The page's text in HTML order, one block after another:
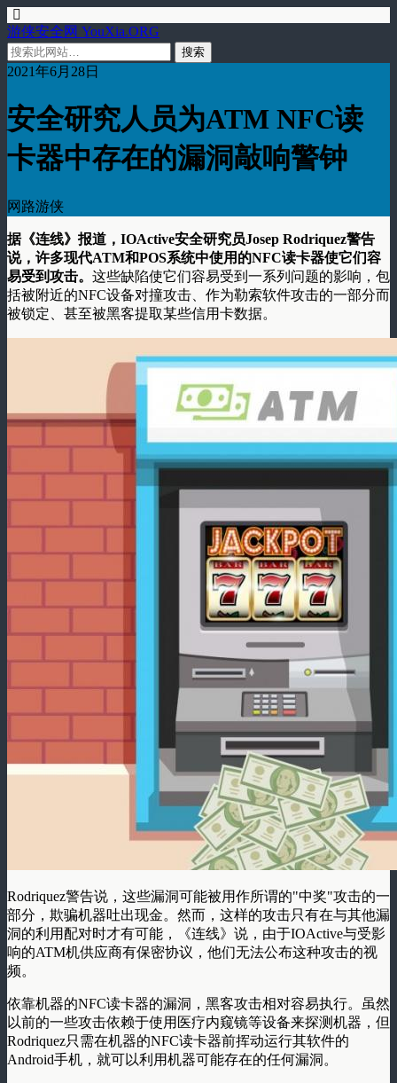
游侠安全网 YouXia.ORG
2021年6月28日
安全研究人员为ATM NFC读
卡器中存在的漏洞敲响警钟
网路游侠
据《连线》报道，IOActive安全研究员Josep Rodriquez警告
说，许多现代ATM和POS系统中使用的NFC读卡器使它们容
易受到攻击。 这些缺陷使它们容易受到一系列问题的影响，包
括被附近的NFC设备对撞攻击、作为勒索软件攻击的一部分而
被锁定、甚至被黑客提取某些信用卡数据。
Rodriquez警告说，这些漏洞可能被用作所谓的"中奖"攻击的一
部分，欺骗机器吐出现金。然而，这样的攻击只有在与其他漏
洞的利用配对时才有可能，《连线》说，由于IOActive与受影
响的ATM机供应商有保密协议，他们无法公布这种攻击的视
频。
依靠机器的NFC读卡器的漏洞，黑客攻击相对容易执行。虽然
以前的一些攻击依赖于使用医疗内窥镜等设备来探测机器，但
Rodriquez只需在机器的NFC读卡器前挥动运行其软件的
Android手机，就可以利用机器可能存在的任何漏洞。